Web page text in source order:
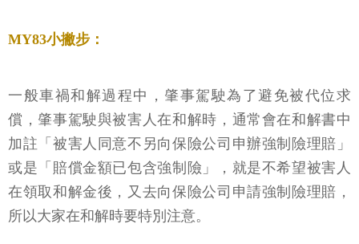
MY83小撇步：
一般車禍和解過程中，肇事駕駛為了避免被代位求
償，肇事駕駛與被害人在和解時，通常會在和解書中
加註「被害人同意不另向保險公司申辦強制險理賠」
或是「賠償金額已包含強制險」，就是不希望被害人
在領取和解金後，又去向保險公司申請強制險理賠，
所以大家在和解時要特別注意。